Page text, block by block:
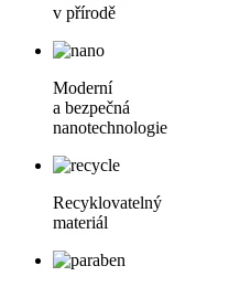
v přírodě
Moderní
a bezpečná
nanotechnologie
Recyklovatelný
materiál